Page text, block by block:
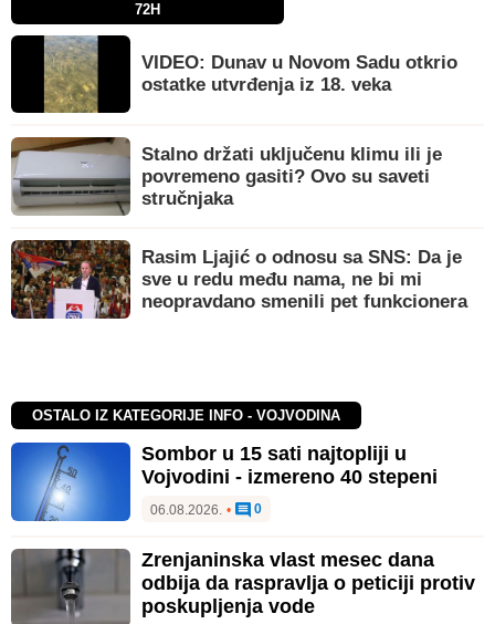
72H
VIDEO: Dunav u Novom Sadu otkrio
ostatke utvrđenja iz 18. veka
Stalno držati uključenu klimu ili je
povremeno gasiti? Ovo su saveti
stručnjaka
Rasim Ljajić o odnosu sa SNS: Da je
sve u redu među nama, ne bi mi
neopravdano smenili pet funkcionera
OSTALO IZ KATEGORIJE INFO - VOJVODINA
Sombor u 15 sati najtopliji u
Vojvodini - izmereno 40 stepeni
06.08.2026. • 0
Zrenjaninska vlast mesec dana
odbija da raspravlja o peticiji protiv
poskupljenja vode